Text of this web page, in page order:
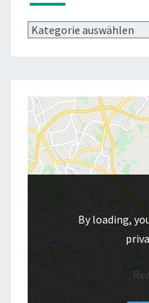
Kategorien
By loading,